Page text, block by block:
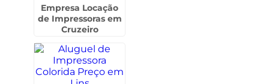
Empresa Locação
de Impressoras em
Cruzeiro